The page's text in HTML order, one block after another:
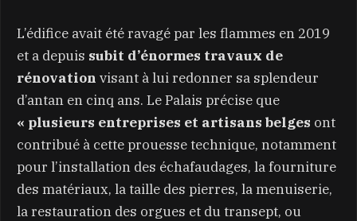
L’édifice avait été ravagé par les flammes en 2019
et a depuis subit d’énormes travaux de
rénovation visant à lui redonner sa splendeur
d’antan en cinq ans. Le Palais précise que
« plusieurs entreprises et artisans belges ont
contribué à cette prouesse technique, notamment
pour l’installation des échafaudages, la fourniture
des matériaux, la taille des pierres, la menuiserie,
la restauration des orgues et du transept, ou